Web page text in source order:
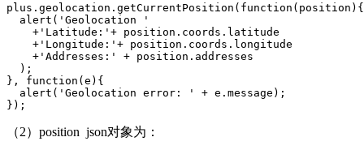
plus.geolocation.getCurrentPosition(function(position){
alert('Geolocation '
+'Latitude:'+ position.coords.latitude
+'Longitude:'+ position.coords.longitude
+'Addresses:' + position.addresses
);
}, function(e){
alert('Geolocation error: ' + e.message);
});
（2）position json对象为：